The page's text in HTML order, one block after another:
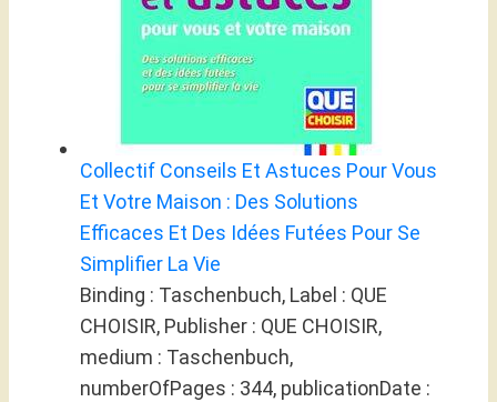
Collectif Conseils Et Astuces Pour Vous
Et Votre Maison : Des Solutions
Efficaces Et Des Idées Futées Pour Se
Simplifier La Vie
Binding : Taschenbuch, Label : QUE
CHOISIR, Publisher : QUE CHOISIR,
medium : Taschenbuch,
numberOfPages : 344, publicationDate :